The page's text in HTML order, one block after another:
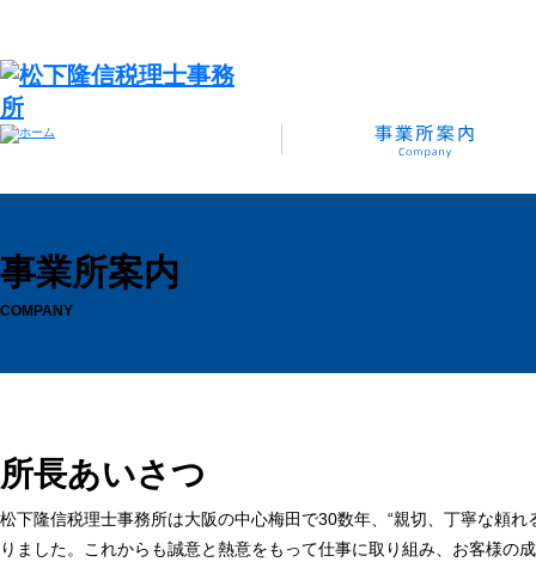
事業所案内
COMPANY
所長あいさつ
松下隆信税理士事務所は大阪の中心梅田で30数年、“親切、丁寧な頼
りました。これからも誠意と熱意をもって仕事に取り組み、お客様の